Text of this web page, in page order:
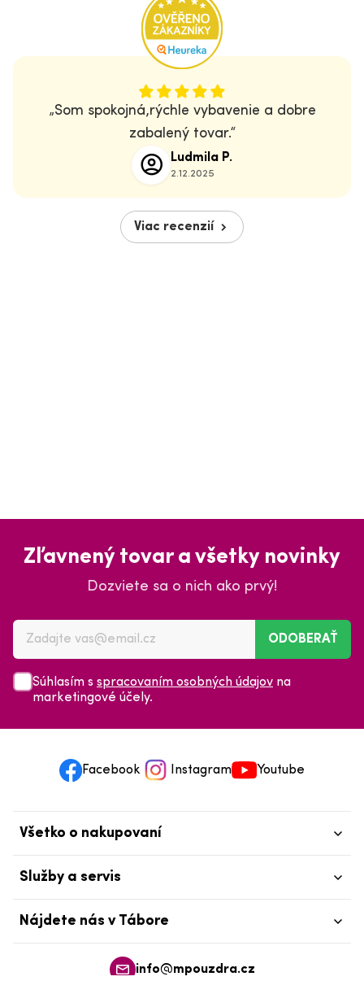
Som spokojná,rýchle vybavenie a dobre
zabalený tovar.
Ludmila P.
2.12.2025
Viac recenzií
Zľavnený tovar a všetky novinky
Dozviete sa o nich ako prvý!
ODOBERAŤ
Súhlasím s spracovaním osobných údajov na
marketingové účely.
Facebook Instagram Youtube
info@mpouzdra.cz
Všetko o nakupovaní
Služby a servis
Nájdete nás v Tábore